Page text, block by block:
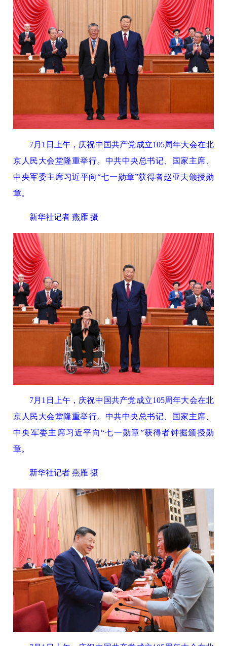
7月1日上午，庆祝中国共产党成立105周年大会在北
京人民大会堂隆重举行。中共中央总书记、国家主席、
中央军委主席习近平向“七一勋章”获得者赵亚夫颁授勋
章。
新华社记者 燕雁 摄
7月1日上午，庆祝中国共产党成立105周年大会在北
京人民大会堂隆重举行。中共中央总书记、国家主席、
中央军委主席习近平向“七一勋章”获得者钟掘颁授勋
章。
新华社记者 燕雁 摄